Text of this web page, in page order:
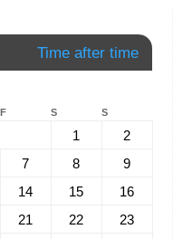
Time after time
F S S
1
2
7 8
9
14 15
16
21 22
23